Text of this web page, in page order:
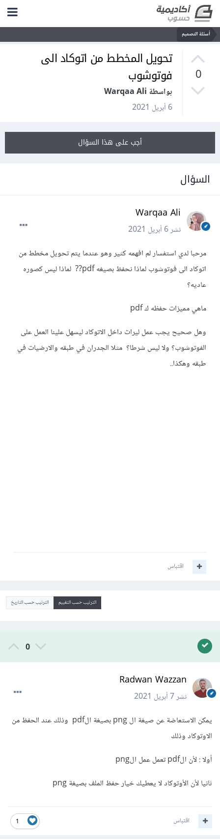
أسئلة التصميم
0
تحويل المخطط من اتوكاد الى
فوتوشوب
بواسطة Warqaa Ali
6 أبريل 2021
أجب على هذا السؤال
السؤال
Warqaa Ali
نشر6 أبريل 2021
مرحبا لدي استفسار لم افهمه كثير وهو عندما يتم تحويل مخطط من
اتوكاد الى فوتوشوب لماذا نحفظ بصيغه pdf?? لماذا ليس كصوره
عاديه؟
ماهي مميزات حفظه ك pdf
وهل صحيح يجب عمل ليرات داخل الاتوكاد ليسهل علينا العمل على
الفوتوشوب؟ ولا ليس شرطا؟ مثلا الجدران في طبقه والارضيات في
طبقه وهكذا..
اقتباس
الترتيب حسب التقييم الترتيب حسب التاريخ
0
Radwan Wazzan
نشر7 أبريل 2021
يمكن الاستعاضة عن صيغة ال png بصيغة الpdf وذلك عند الحفظ من
الاوتوكاد وذلك
أولا : لأن الpdf تعمل عمل الpng
ثانيا لأن الأوتوكاد لا يعطيك خيار حفظ الملف بصيغة png
1 اقتباس